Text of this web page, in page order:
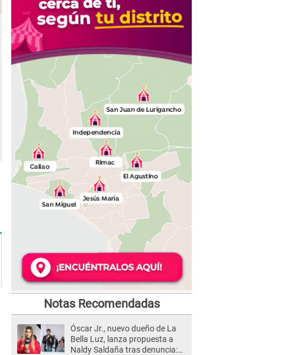
Notas Recomendadas
Óscar Jr., nuevo dueño de La
Bella Luz, lanza propuesta a
Naldy Saldaña tras denuncia: